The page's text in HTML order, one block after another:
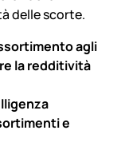
delle scorte.
agli
la redditività
e